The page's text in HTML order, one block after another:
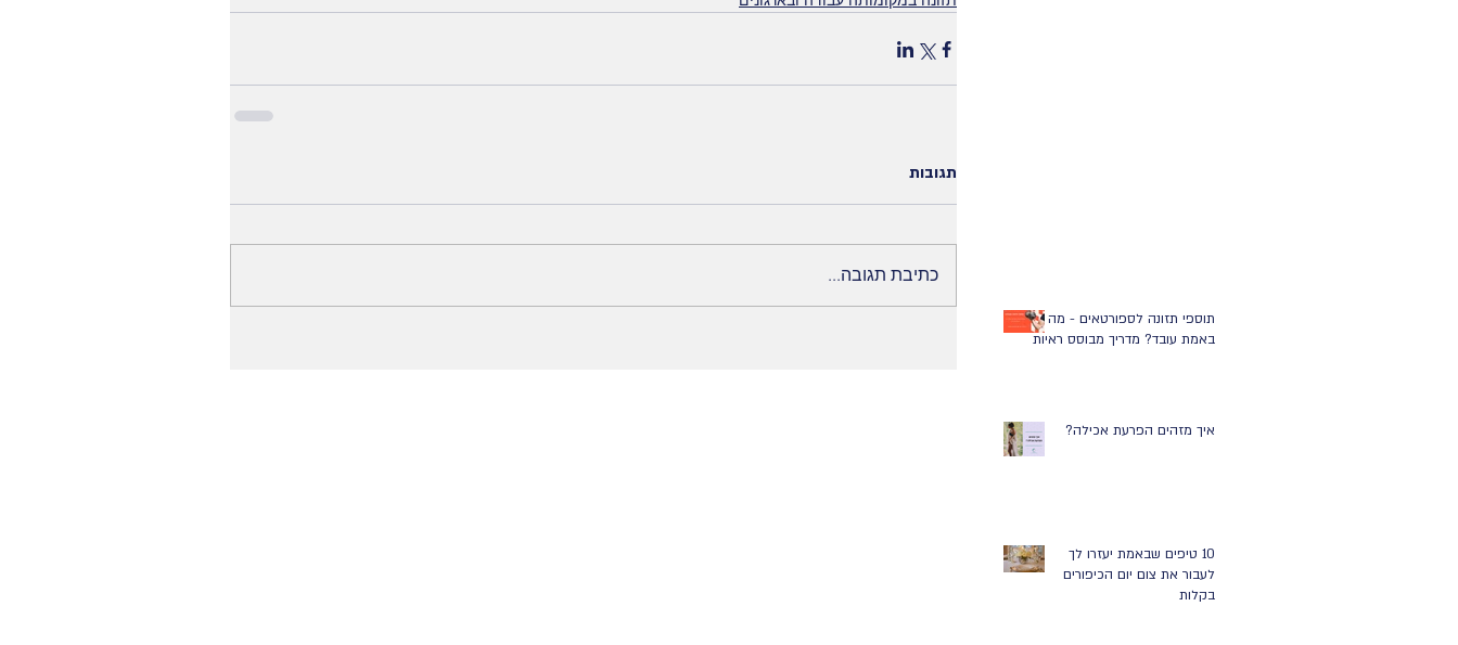
תוספי תזונה לספורטאים - מה
באמת עובד? מדריך מבוסס ראיות
איך מזהים הפרעת אכילה?
10 טיפים שבאמת יעזרו לך
לעבור את צום יום הכיפורים
בקלות
תגובות
כתיבת תגובה...